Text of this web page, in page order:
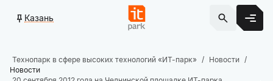
Казань
Технопарк в сфере высоких технологий «ИТ-парк»
Новости
Новости